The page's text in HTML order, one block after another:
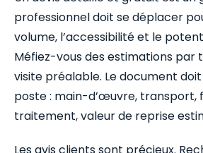
professionnel doit se déplacer
volume, l’accessibilité et le
Méfiez-vous des estimations par
visite préalable. Le document
poste : main-d’œuvre, transport,
traitement, valeur de reprise
Les avis clients sont précieux.